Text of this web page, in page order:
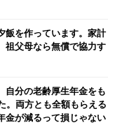
飯を作っています。家計
祖父母なら無償で協力す
自分の老齢厚生年金をも
。両方とも全額もらえる
金が減るって損じゃない